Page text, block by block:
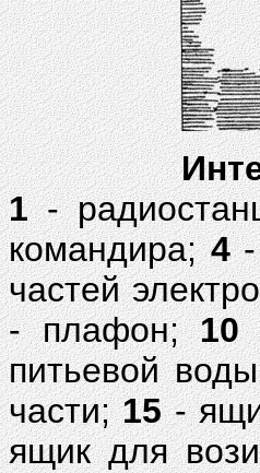
1-
командира;4-
частей
- плафон;10
питьевой
части;15-
ящик для